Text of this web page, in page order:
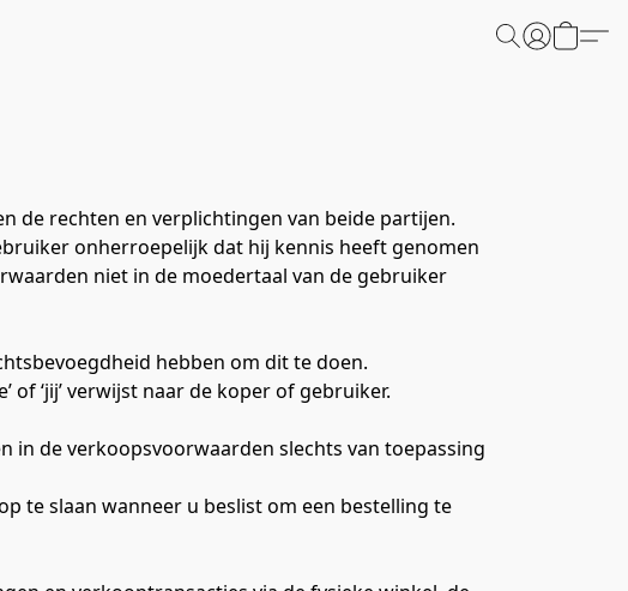
de rechten en verplichtingen van beide partijen.
onherroepelijk dat hij kennis heeft genomen
niet in de moedertaal van de gebruiker
hebben om dit te doen.
of ‘jij’ verwijst naar de koper of gebruiker.
in de verkoopsvoorwaarden slechts van toepassing
te slaan wanneer u beslist om een bestelling te